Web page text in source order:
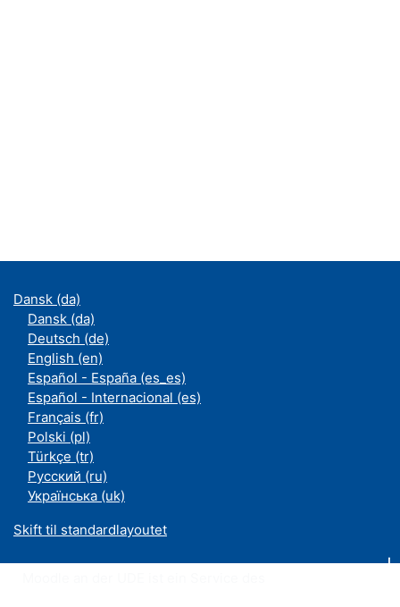
Dansk ‎(da)‎
Dansk ‎(da)‎
Deutsch ‎(de)‎
English ‎(en)‎
Español - España ‎(es_es)‎
Español - Internacional ‎(es)‎
Français ‎(fr)‎
Polski ‎(pl)‎
Türkçe ‎(tr)‎
Русский ‎(ru)‎
Українська ‎(uk)‎
Skift til standardlayoutet